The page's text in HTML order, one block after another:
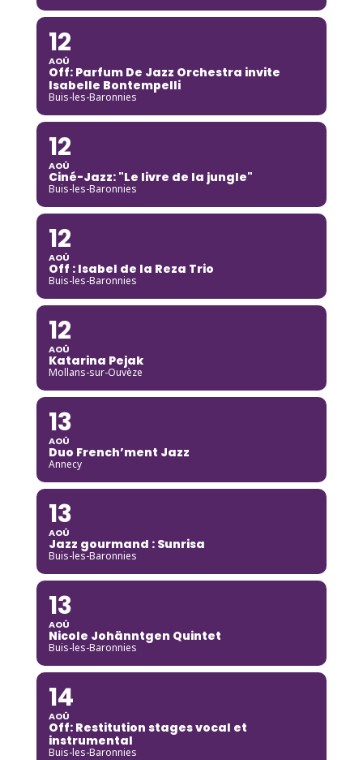
12
AOÛ
Off: Parfum De Jazz Orchestra invite
Isabelle Bontempelli
Buis-les-Baronnies
12
AOÛ
Ciné-Jazz: "Le livre de la jungle"
Buis-les-Baronnies
12
AOÛ
Off : Isabel de la Reza Trio
Buis-les-Baronnies
12
AOÛ
Katarina Pejak
Mollans-sur-Ouvèze
13
AOÛ
Duo French’ment Jazz
Annecy
13
AOÛ
Jazz gourmand : Sunrisa
Buis-les-Baronnies
13
AOÛ
Nicole Johänntgen Quintet
Buis-les-Baronnies
14
AOÛ
Off: Restitution stages vocal et
instrumental
Buis-les-Baronnies